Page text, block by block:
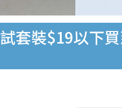
套裝$19以下